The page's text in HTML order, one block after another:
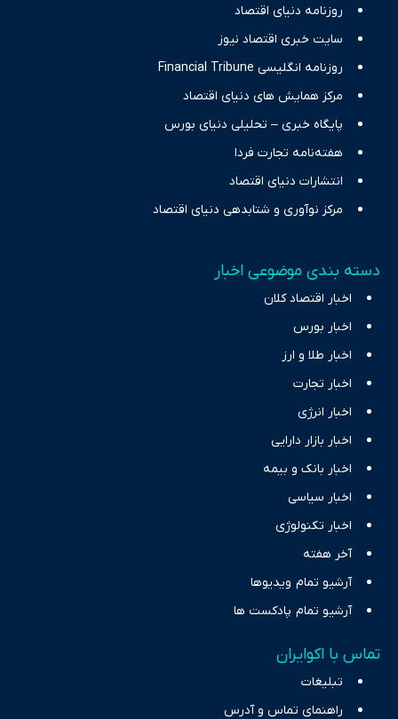
حرفه‌ای و روزآمد پوشش می‌دهیم.
روزنامه دنیای اقتصاد
سایت خبری اقتصاد نیوز
روزنامه انگلیسی Financial Tribune
مرکز همایش های دنیای اقتصاد
پایگاه خبری – تحلیلی دنیای بورس
هفته‌نامه تجارت فردا
انتشارات دنیای اقتصاد
مرکز نوآوری و شتابدهی دنیای اقتصاد
دسته بندی موضوعی اخبار
اخبار اقتصاد کلان
اخبار بورس
اخبار طلا و ارز
اخبار تجارت
اخبار انرژی
اخبار بازار دارایی
اخبار بانک و بیمه
اخبار سیاسی
اخبار تکنولوژی
آخر هفته
آرشیو تمام ویدیوها
آرشیو تمام پادکست ها
تماس با اکوایران
تبلیغات
راهنمای تماس و آدرس